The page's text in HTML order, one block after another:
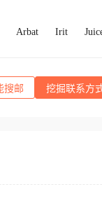
Arbat Irit
搜邮 挖掘联系方